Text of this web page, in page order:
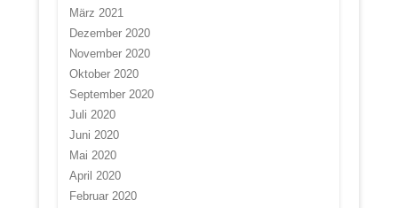
März 2021
Dezember 2020
November 2020
Oktober 2020
September 2020
Juli 2020
Juni 2020
Mai 2020
April 2020
Februar 2020